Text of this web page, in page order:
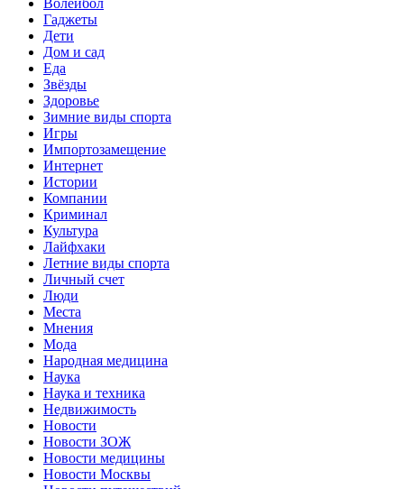
Волейбол
Гаджеты
Дети
Дом и сад
Еда
Звёзды
Здоровье
Зимние виды спорта
Игры
Импортозамещение
Интернет
Истории
Компании
Криминал
Культура
Лайфхаки
Летние виды спорта
Личный счет
Люди
Места
Мнения
Мода
Народная медицина
Наука
Наука и техника
Недвижимость
Новости
Новости ЗОЖ
Новости медицины
Новости Москвы